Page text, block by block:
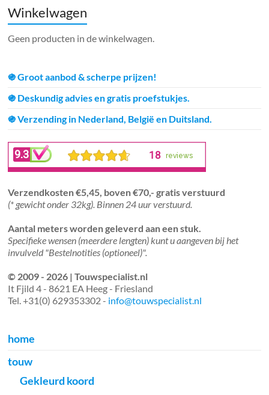
Winkelwagen
Geen producten in de winkelwagen.
֍ Groot aanbod & scherpe prijzen!
֍ Deskundig advies en gratis proefstukjes.
֍ Verzending in Nederland, België en Duitsland.
Verzendkosten €5,45, boven €70,- gratis verstuurd
(* gewicht onder 32kg). Binnen 24 uur verstuurd.
Aantal meters worden geleverd aan een stuk.
Specifieke wensen (meerdere lengten) kunt u aangeven bij het
invulveld "Bestelnotities (optioneel)".
© 2009 - 2026 | Touwspecialist.nl
It Fjild 4 - 8621 EA Heeg - Friesland
Tel. +31(0) 629353302 - info@touwspecialist.nl
home
touw
Gekleurd koord